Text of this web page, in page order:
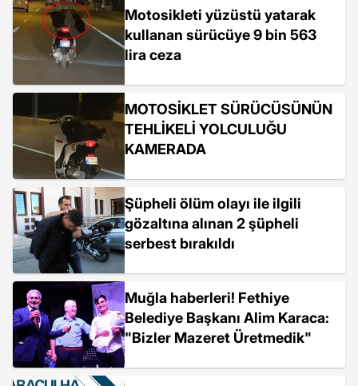
Motosikleti yüzüstü yatarak
kullanan sürücüye 9 bin 563
lira ceza
MOTOSİKLET SÜRÜCÜSÜNÜN
TEHLİKELİ YOLCULUĞU
KAMERADA
Şüpheli ölüm olayı ile ilgili
gözaltına alınan 2 şüpheli
serbest bırakıldı
Muğla haberleri! Fethiye
Belediye Başkanı Alim Karaca:
"Bizler Mazeret Üretmedik"